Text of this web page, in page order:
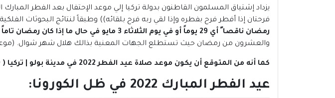
يزداد إشتياق المسلمون القاطنون بدولة تركيا إلي موعد الإحتفال بعد الفطر
فرحتان إذا أفطر فرح بفطره وإذا لقي ربه فرح بلقائه)) وطبقاً لنتائج البحوثات
رمضان ناقصا ً أي 29 يوماً أو في يوم الثلاثاء 3 مايو في حال ما إذا كان رمضان تاماً أي ثلاثون يوماً
والعشرون من رمضان حيث تستطلع الجهات المعنية بذالك هلال شهر شوال. (موعد صلاة عيد الفطر 2022
كما أنه من المتوقع أن يكون موعد صلاة عيد الفطر 2022 في مدينة بولو | تركيا ( 05:20) الخميس 3 مايو 2022 / 01 شوال 1443
عيد الفطر المبارك 2022 في ظل الكورونا :